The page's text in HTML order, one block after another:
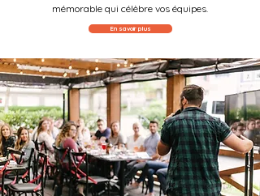
mémorable qui célèbre vos équipes.
En savoir plus